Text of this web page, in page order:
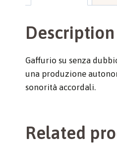
Description
Gaffurio su senza
una produzione
sonorità accordali.
Related